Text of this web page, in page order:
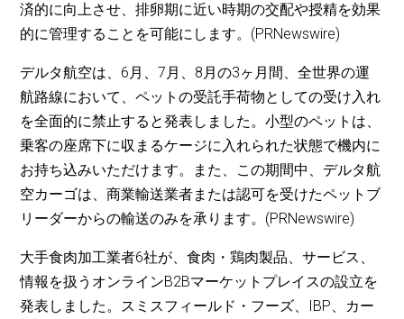
済的に向上させ、排卵期に近い時期の交配や授精を効果
的に管理することを可能にします。(PRNewswire)
デルタ航空は、6月、7月、8月の3ヶ月間、全世界の運
航路線において、ペットの受託手荷物としての受け入れ
を全面的に禁止すると発表しました。小型のペットは、
乗客の座席下に収まるケージに入れられた状態で機内に
お持ち込みいただけます。また、この期間中、デルタ航
空カーゴは、商業輸送業者または認可を受けたペットブ
リーダーからの輸送のみを承ります。(PRNewswire)
大手食肉加工業者6社が、食肉・鶏肉製品、サービス、
情報を扱うオンラインB2Bマーケットプレイスの設立を
発表しました。スミスフィールド・フーズ、IBP、カー